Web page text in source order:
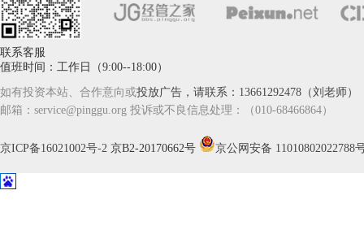
联系客服
值班时间：工作日（9:00--18:00）
如有投资本站、合作意向或投放广告，请联系：13661292478（刘老师）
邮箱：service@pinggu.org 投诉或不良信息处理：（010-68466864）
京ICP备16021002号-2 京B2-20170662号 京公网安备 11010802022788